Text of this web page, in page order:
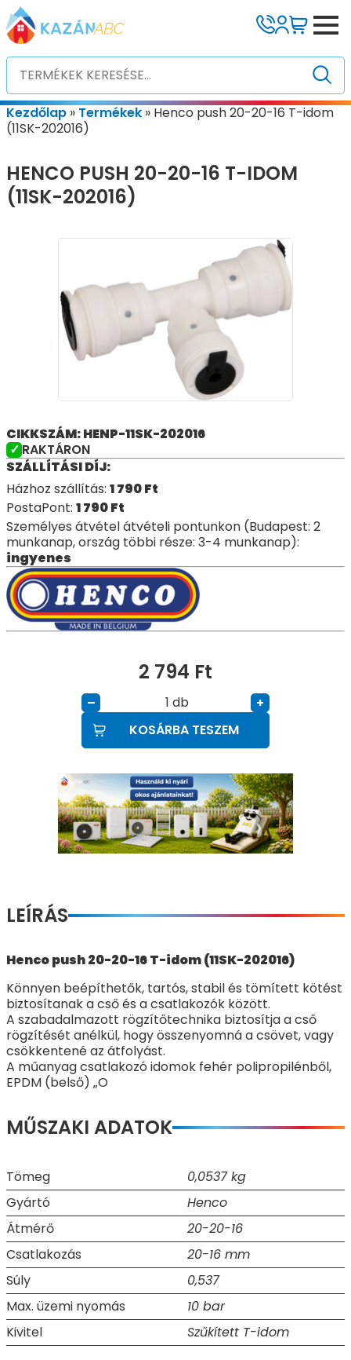
Kezdőlap » Termékek » Henco push 20-20-16 T-idom
(11SK-202016)
HENCO PUSH 20-20-16 T-IDOM
(11SK-202016)
CIKKSZÁM: HENP-11SK-202016
RAKTÁRON
SZÁLLÍTÁSI DÍJ:
Házhoz szállítás: 1 790Ft
PostaPont: 1 790Ft
Személyes átvétel átvételi pontunkon (Budapest: 2
munkanap, ország többi része: 3-4 munkanap):
ingyenes
2 794 Ft
– db
+
KOSÁRBA TESZEM
LEÍRÁS
Henco push 20-20-16 T-idom (11SK-202016)
Könnyen beépíthetők, tartós, stabil és tömített kötést
biztosítanak a cső és a csatlakozók között.
A szabadalmazott rögzítőtechnika biztosítja a cső
rögzítését anélkül, hogy összenyomná a csövet, vagy
csökkentené az átfolyást.
A műanyag csatlakozó idomok fehér polipropilénből,
EPDM (belső) „O
MŰSZAKI ADATOK
Tömeg
0,0537 kg
Gyártó
Henco
Átmérő
20-20-16
Csatlakozás
20-16 mm
Súly
0,537
Max. üzemi nyomás
10 bar
Kivitel
Szűkített T-idom